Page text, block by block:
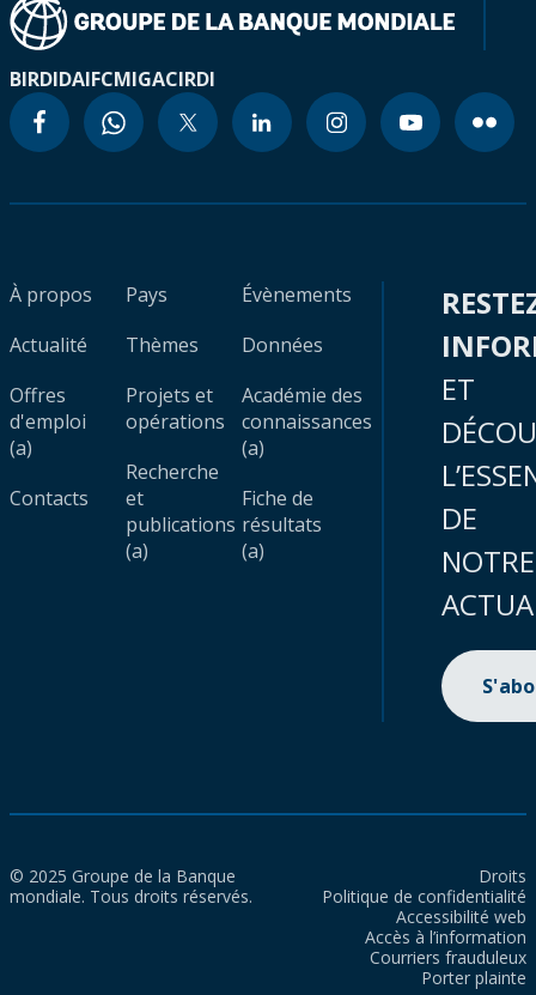
BIRDIDAIFCMIGACIRDI
À propos
Actualité
Offres
d'emploi
(a)
Contacts
Pays
Thèmes
Projets et
opérations
Recherche
et
publications
(a)
Évènements
Données
Académie des
connaissances
(a)
Fiche de
résultats
(a)
ET
DE
NOTRE
© 2025 Groupe de la Banque
mondiale. Tous droits réservés.
Droits
Politique de confidentialité
Accessibilité web
Accès à l’information
Courriers frauduleux
Porter plainte